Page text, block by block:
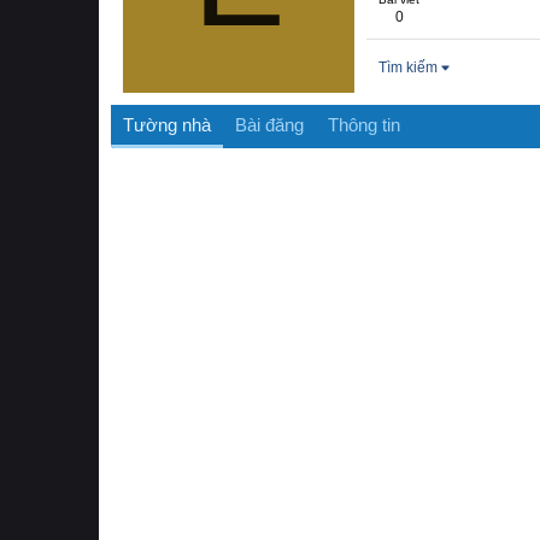
0
Tìm kiếm
Tường nhà Bài đăng Thông tin